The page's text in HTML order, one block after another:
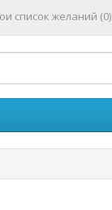
список желаний (0)